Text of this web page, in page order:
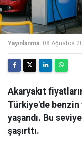
Yayınlanma: 08 Ağustos
Akaryakıt
Türkiye'de
yaşandı. Bu
şaşırttı.